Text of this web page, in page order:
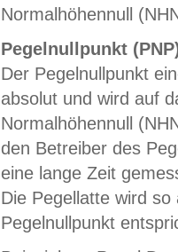
Normalhöhennull
Pegelnullpunkt
Der Pegelnullpunkt
absolut und wird auf
Normalhöhennull
den Betreiber des
eine lange Zeit
Die Pegellatte wird
Pegelnullpunkt